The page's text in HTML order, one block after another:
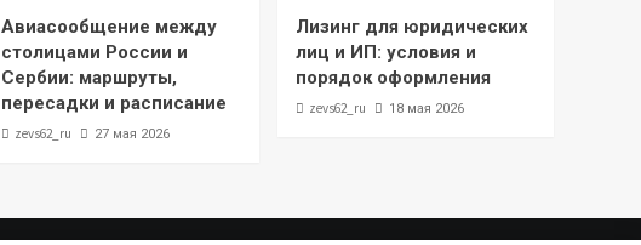
Авиасообщение между
столицами России и
Сербии: маршруты,
пересадки и расписание
zevs62_ru 27 мая 2026
Лизинг для юридических
лиц и ИП: условия и
порядок оформления
zevs62_ru 18 мая 2026